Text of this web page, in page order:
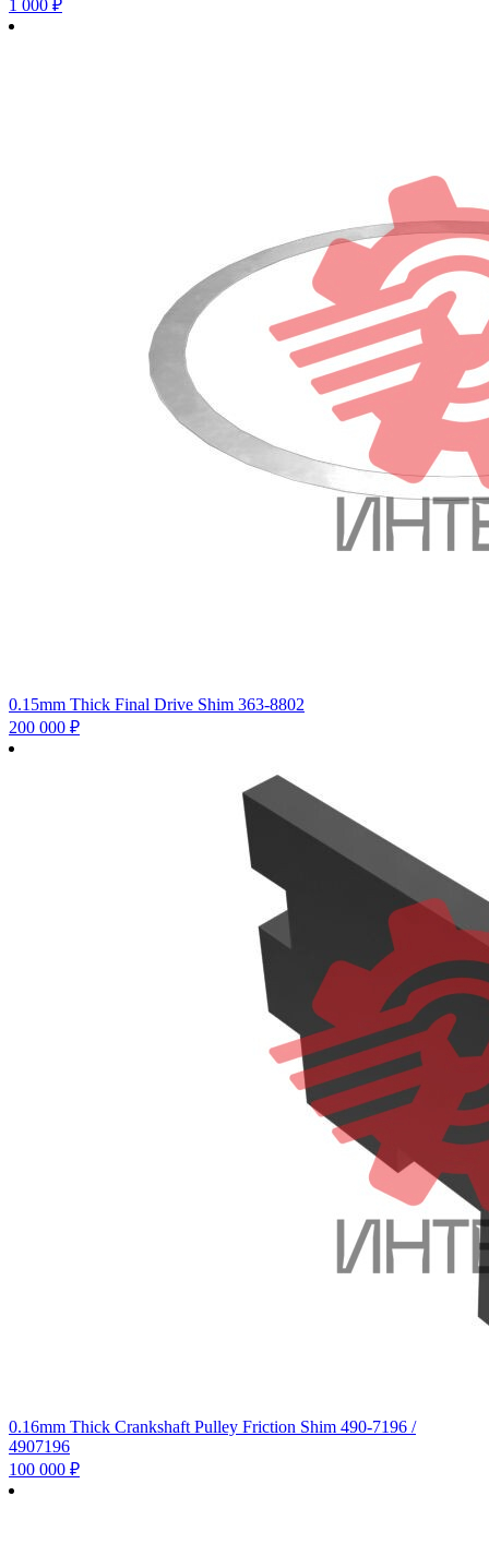
1 000 ₽
0.15mm Thick Final Drive Shim 363-8802
200 000 ₽
0.16mm Thick Crankshaft Pulley Friction Shim 490-7196 /
4907196
100 000 ₽